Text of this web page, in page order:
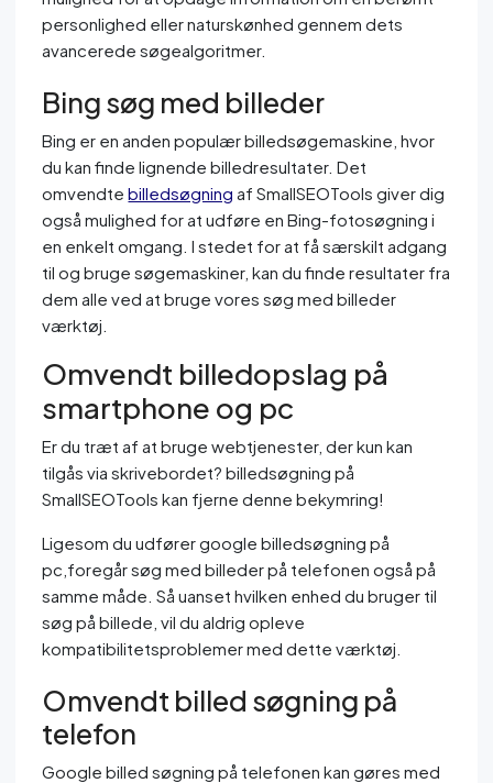
personlighed eller naturskønhed gennem dets
avancerede søgealgoritmer.
Bing søg med billeder
Bing er en anden populær billedsøgemaskine, hvor
du kan finde lignende billedresultater. Det
omvendtebilledsøgning af SmallSEOTools giver dig
også mulighed for at udføre en Bing-fotosøgning i
en enkelt omgang. I stedet for at få særskilt adgang
til og bruge søgemaskiner, kan du finde resultater fra
dem alle ved at bruge vores søg med billeder
værktøj.
Omvendt billedopslag på
smartphone og pc
Er du træt af at bruge webtjenester, der kun kan
tilgås via skrivebordet? billedsøgning på
SmallSEOTools kan fjerne denne bekymring!
Ligesom du udfører google billedsøgning på
pc,foregår søg med billeder på telefonen også på
samme måde. Så uanset hvilken enhed du bruger til
søg på billede, vil du aldrig opleve
kompatibilitetsproblemer med dette værktøj.
Omvendt billed søgning på
telefon
Google billed søgning på telefonen kan gøres med